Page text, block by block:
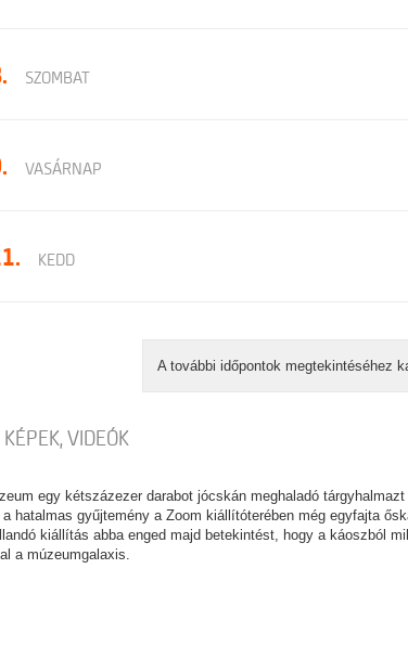
SZOMBAT
VASÁRNAP
KEDD
A további időpontok megtekintéséhez
KÉPEK, VIDEÓK
egy kétszázezer darabot jócskán meghaladó
hatalmas gyűjtemény a Zoom kiállítóterében még egyfajta
kiállítás abba enged majd betekintést, hogy a káoszból
a múzeumgalaxis.